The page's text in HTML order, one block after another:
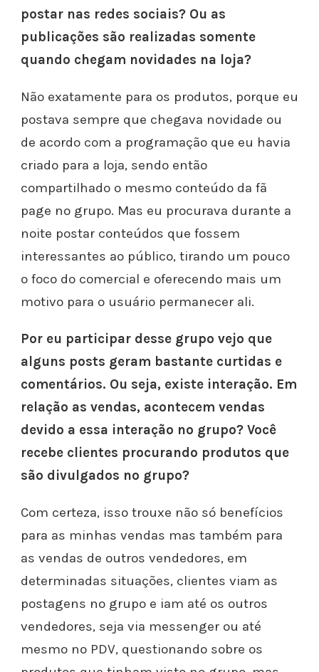
postar nas redes sociais? Ou as
publicações são realizadas somente
quando chegam novidades na loja?
Não exatamente para os produtos, porque eu
postava sempre que chegava novidade ou
de acordo com a programação que eu havia
criado para a loja, sendo então
compartilhado o mesmo conteúdo da fã
page no grupo. Mas eu procurava durante a
noite postar conteúdos que fossem
interessantes ao público, tirando um pouco
o foco do comercial e oferecendo mais um
motivo para o usuário permanecer ali.
Por eu participar desse grupo vejo que
alguns posts geram bastante curtidas e
comentários. Ou seja, existe interação. Em
relação as vendas, acontecem vendas
devido a essa interação no grupo? Você
recebe clientes procurando produtos que
são divulgados no grupo?
Com certeza, isso trouxe não só benefícios
para as minhas vendas mas também para
as vendas de outros vendedores, em
determinadas situações, clientes viam as
postagens no grupo e iam até os outros
vendedores, seja via messenger ou até
mesmo no PDV, questionando sobre os